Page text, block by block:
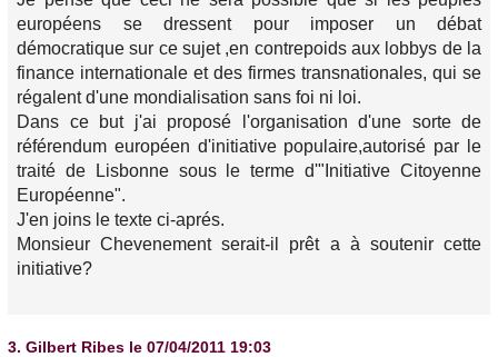
européens se dressent pour imposer un débat
démocratique sur ce sujet ,en contrepoids aux lobbys de la
finance internationale et des firmes transnationales, qui se
régalent d'une mondialisation sans foi ni loi.
Dans ce but j'ai proposé l'organisation d'une sorte de
référendum européen d'initiative populaire,autorisé par le
traité de Lisbonne sous le terme d'"Initiative Citoyenne
Européenne".
J'en joins le texte ci-aprés.
Monsieur Chevenement serait-il prêt a à soutenir cette
initiative?
3. Gilbert Ribes le 07/04/2011 19:03